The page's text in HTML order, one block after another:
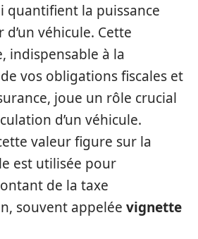
quantifient la puissance
véhicule. Cette
indispensable à la
vos obligations fiscales et
joue un rôle crucial
d’un véhicule.
valeur figure sur la
est utilisée pour
de la taxe
souvent appelée vignette